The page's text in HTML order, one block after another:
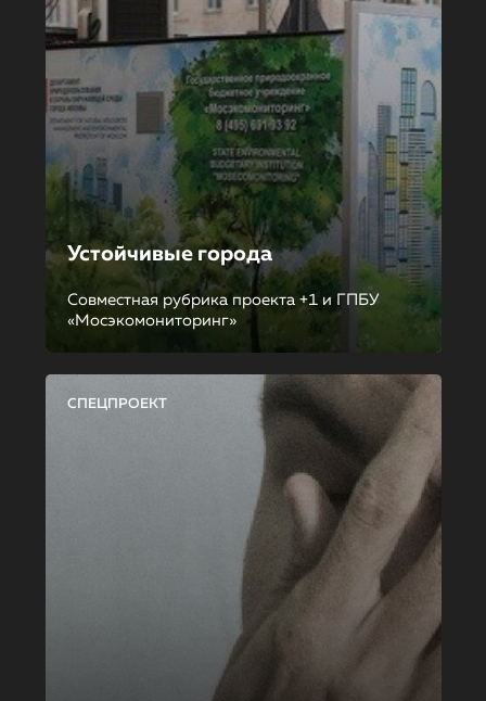
Устойчивые города
Совместная рубрика проекта +1 и ГПБУ
«Мосэкомониторинг»
СПЕЦПРОЕКТ